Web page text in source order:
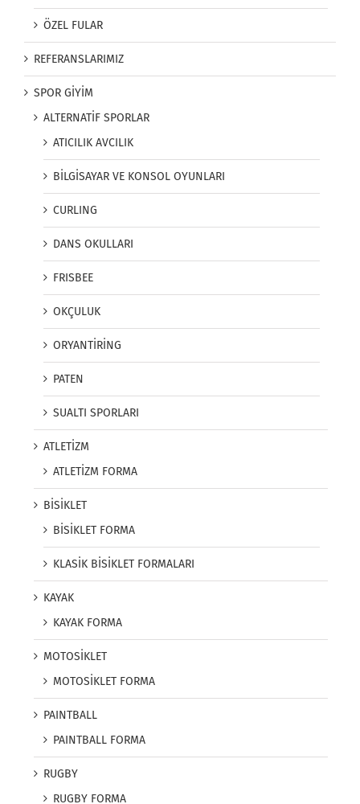
ÖZEL FULAR
REFERANSLARIMIZ
SPOR GİYİM
ALTERNATİF SPORLAR
ATICILIK AVCILIK
BİLGİSAYAR VE KONSOL OYUNLARI
CURLING
DANS OKULLARI
FRISBEE
OKÇULUK
ORYANTİRİNG
PATEN
SUALTI SPORLARI
ATLETİZM
ATLETİZM FORMA
BİSİKLET
BİSİKLET FORMA
KLASİK BİSİKLET FORMALARI
KAYAK
KAYAK FORMA
MOTOSİKLET
MOTOSİKLET FORMA
PAINTBALL
PAINTBALL FORMA
RUGBY
RUGBY FORMA